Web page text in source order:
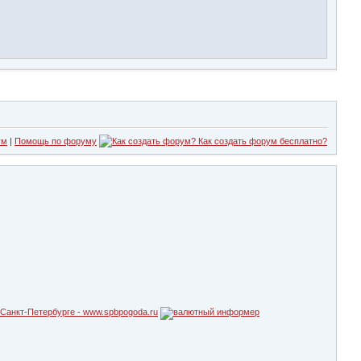
| Помощь по форуму